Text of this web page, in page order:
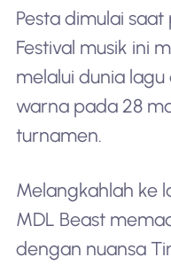
Pesta dimulai
Festival musik ini
melalui dunia
warna pada 28
turnamen.
Melangkahlah ke
MDL Beast
dengan nuansa